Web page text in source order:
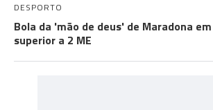
DESPORTO
Bola da 'mão de deus' de Maradona
superior a 2 ME